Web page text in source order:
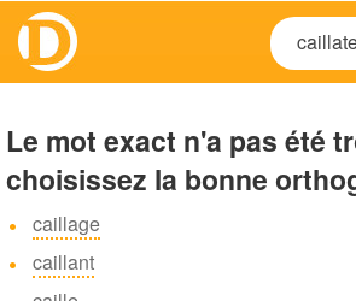
Le mot exact n'a pas été
choisissez la bonne
caillage
caillant